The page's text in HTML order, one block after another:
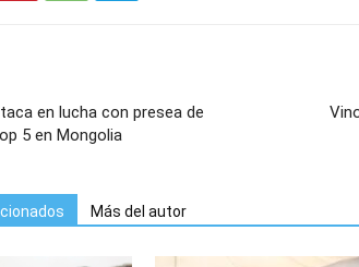
en lucha con presea de
5 en Mongolia
Más del autor